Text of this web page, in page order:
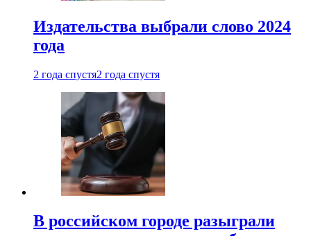
Издательства выбрали слово 2024
года
2 года спустя2 года спустя
В российском городе разыграли